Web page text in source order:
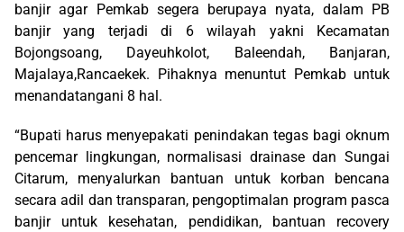
banjir agar Pemkab segera berupaya nyata, dalam PB
banjir yang terjadi di 6 wilayah yakni Kecamatan
Bojongsoang, Dayeuhkolot, Baleendah, Banjaran,
Majalaya,Rancaekek. Pihaknya menuntut Pemkab untuk
menandatangani 8 hal.
“Bupati harus menyepakati penindakan tegas bagi oknum
pencemar lingkungan, normalisasi drainase dan Sungai
Citarum, menyalurkan bantuan untuk korban bencana
secara adil dan transparan, pengoptimalan program pasca
banjir untuk kesehatan, pendidikan, bantuan recovery